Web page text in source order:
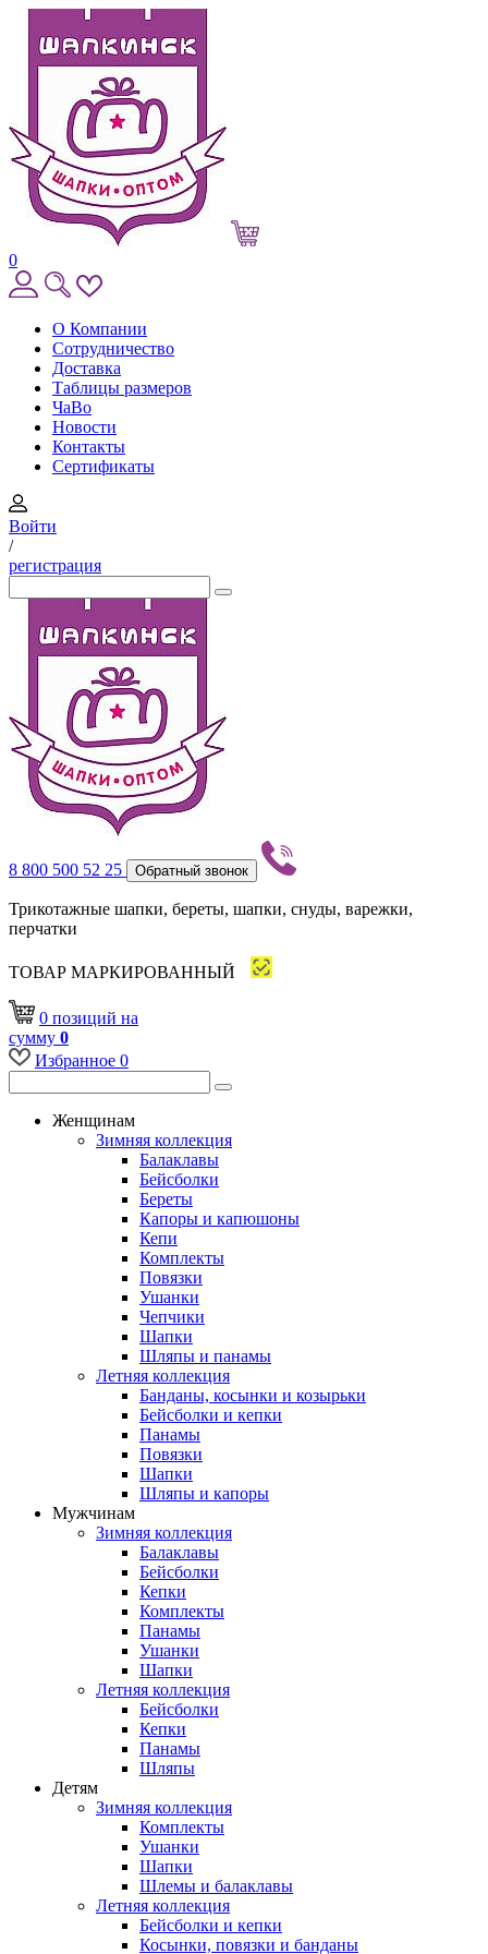
0
О Компании
Сотрудничество
Доставка
Таблицы размеров
ЧаВо
Новости
Контакты
Сертификаты
Войти
/
регистрация
8 800 500 52 25 Обратный звонок
Трикотажные шапки, береты, шапки, снуды, варежки,
перчатки
ТОВАР МАРКИРОВАННЫЙ
0 позиций на
сумму 0
Избранное 0
Женщинам
Зимняя коллекция
Балаклавы
Бейсболки
Береты
Капоры и капюшоны
Кепи
Комплекты
Повязки
Ушанки
Чепчики
Шапки
Шляпы и панамы
Летняя коллекция
Банданы, косынки и козырьки
Бейсболки и кепки
Панамы
Повязки
Шапки
Шляпы и капоры
Мужчинам
Зимняя коллекция
Балаклавы
Бейсболки
Кепки
Комплекты
Панамы
Ушанки
Шапки
Летняя коллекция
Бейсболки
Кепки
Панамы
Шляпы
Детям
Зимняя коллекция
Комплекты
Ушанки
Шапки
Шлемы и балаклавы
Летняя коллекция
Бейсболки и кепки
Косынки, повязки и банданы